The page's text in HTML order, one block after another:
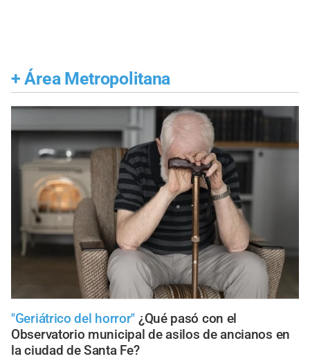
+ Área Metropolitana
"Geriátrico del horror" ¿Qué pasó con el
Observatorio municipal de asilos de ancianos en
la ciudad de Santa Fe?